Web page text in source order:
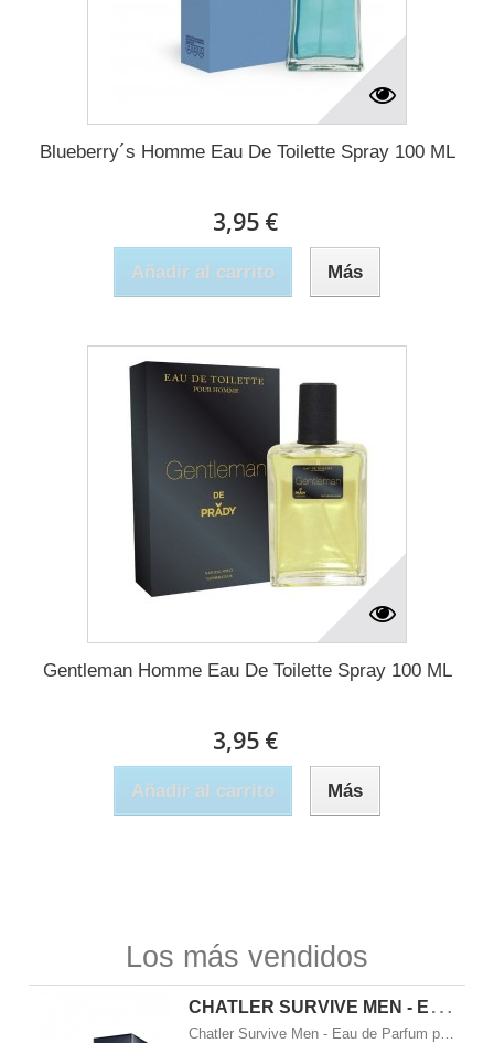
Blueberry´s Homme Eau De Toilette Spray 100 ML
3,95 €
Añadir al carrito Más
Gentleman Homme Eau De Toilette Spray 100 ML
3,95 €
Añadir al carrito Más
Los más vendidos
C
HATLER SURVIVE MEN - EAU DE PARFUM PARA HOMBRE 100 ML